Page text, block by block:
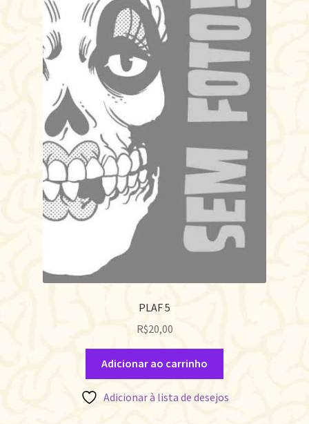
PLAF 5
R$20,00
Adicionar ao carrinho
Adicionar à lista de desejos